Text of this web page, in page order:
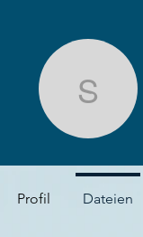
Profil Dateien